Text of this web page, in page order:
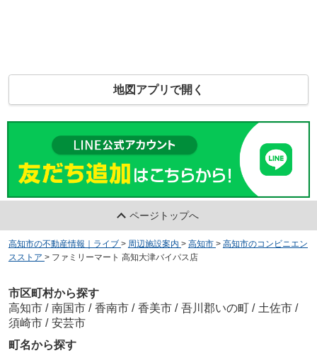
地図アプリで開く
ページトップへ
高知市の不動産情報｜ライブ > 周辺施設案内 > 高知市 > 高知市のコンビニエン
スストア > ファミリーマート 高知大津バイパス店
市区町村から探す
高知市 / 南国市 / 香南市 / 香美市 / 吾川郡いの町 / 土佐市 /
須崎市 / 安芸市
町名から探す